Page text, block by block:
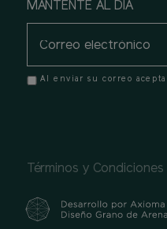
MANTENTE AL DIA
Al enviar su correo acepta
Términos y Condiciones